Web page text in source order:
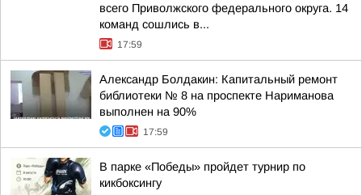
всего Приволжского федерального округа. 14
команд сошлись в...
17:59
Александр Болдакин: Капитальный ремонт
библиотеки № 8 на проспекте Нариманова
выполнен на 90%
17:59
В парке «Победы» пройдет турнир по
кикбоксингу